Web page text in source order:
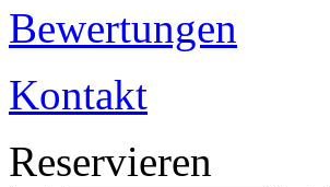
Bewertungen
Kontakt
Reservieren